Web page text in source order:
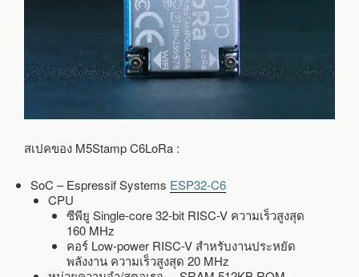
สเปคของ M5Stamp C6LoRa :
SoC – Espressif Systems ESP32-C6
CPU
ซีพียู Single-core 32-bit RISC-V ความเร็วสูงสุด
160 MHz
คอร์ Low-power RISC-V สำหรับงานประหยัด
พลังงาน ความเร็วสูงสุด 20 MHz